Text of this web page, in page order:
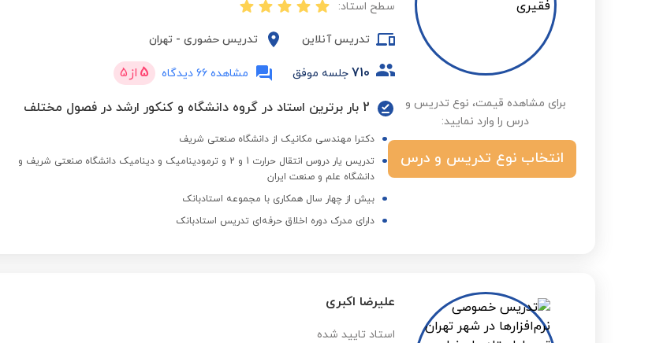
برای مشاهده قیمت، نوع تدریس و
درس را وارد نمایید:
انتخاب نوع تدریس و درس
سطح استاد:
تدریس آنلاین تدریس حضوری - تهران
710 جلسه موفق مشاهده 66 دیدگاه 5 از 5
2 بار برترین استاد در گروه دانشگاه و کنکور ارشد در فصول مختلف
دکترا مهندسی مکانیک از دانشگاه صنعتی شریف
تدریس یار دروس انتقال حرارت 1 و 2 و ترمودینامیک و دینامیک دانشگاه صنعتی شریف و
دانشگاه علم و صنعت ایران
بیش از چهار سال همکاری با مجموعه استادبانک
دارای مدرک دوره اخلاق حرفه‌ای تدریس استادبانک
علیرضا اکبری
استاد تایید شده